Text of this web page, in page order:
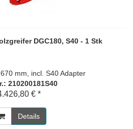
DGC180, S40 - 1 Stk
mm, incl. S40 Adapter
210200181S40
€ *
Details